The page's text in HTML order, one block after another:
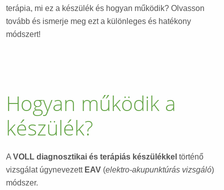
terápia, mi ez a készülék és hogyan működik? Olvasson
tovább és ismerje meg ezt a különleges és hatékony
módszert!
Hogyan működik a
készülék?
A VOLL diagnosztikai és terápiás készülékkel történő
vizsgálat úgynevezett EAV (elektro-akupunktúrás vizsgáló)
módszer.